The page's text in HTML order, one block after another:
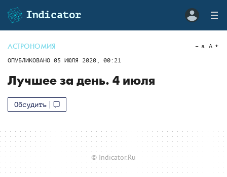
АСТРОНОМИЯ
ОПУБЛИКОВАНО 05 ИЮЛЯ 2020, 00:21
a A
Лучшее за день. 4 июля
Обсудить
© Indicator.Ru